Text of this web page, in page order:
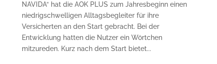
NAVIDA“ hat die AOK PLUS zum Jahresbeginn einen
niedrigschwelligen Alltagsbegleiter für ihre
Versicherten an den Start gebracht. Bei der
Entwicklung hatten die Nutzer ein Wörtchen
mitzureden. Kurz nach dem Start bietet...